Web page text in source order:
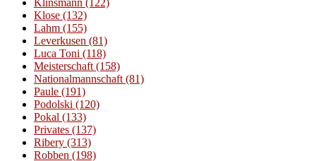
Klose (132)
Lahm (155)
Leverkusen (81)
Luca Toni (118)
Meisterschaft (158)
Nationalmannschaft (81)
Paule (191)
Podolski (120)
Pokal (133)
Privates (137)
Ribery (313)
Robben (198)